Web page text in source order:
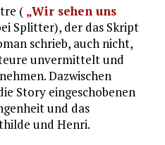
( „Wir sehen uns
Splitter), der das Skript
schrieb, auch nicht,
unvermittelt und
Dazwischen
Story eingeschobenen
und das
und Henri.